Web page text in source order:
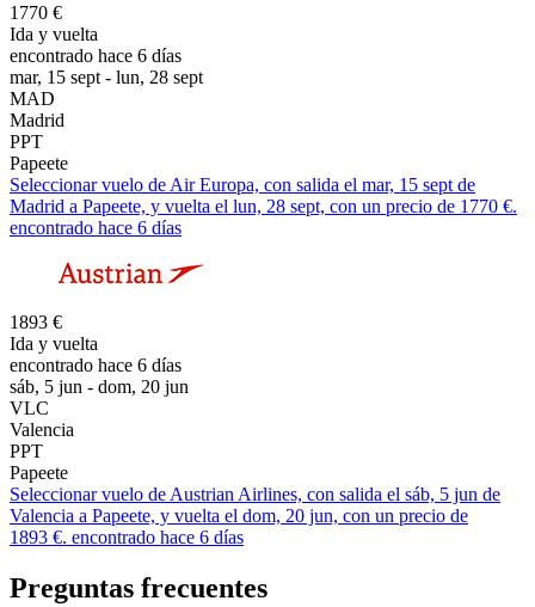
1770 €
Ida y vuelta
encontrado hace 6 días
mar, 15 sept - lun, 28 sept
MAD
Madrid
PPT
Papeete
Seleccionar vuelo de Air Europa, con salida el mar, 15 sept de
Madrid a Papeete, y vuelta el lun, 28 sept, con un precio de 1770 €.
encontrado hace 6 días
1893 €
Ida y vuelta
encontrado hace 6 días
sáb, 5 jun - dom, 20 jun
VLC
Valencia
PPT
Papeete
Seleccionar vuelo de Austrian Airlines, con salida el sáb, 5 jun de
Valencia a Papeete, y vuelta el dom, 20 jun, con un precio de
1893 €. encontrado hace 6 días
Preguntas frecuentes